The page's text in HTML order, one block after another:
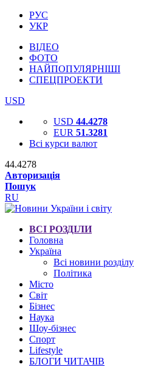
РУС
УКР
ВІДЕО
ФОТО
НАЙПОПУЛЯРНІШІ
СПЕЦПРОЕКТИ
USD
USD 44.4278
EUR 51.3281
Всі курси валют
44.4278
Авторизація
Пошук
RU
ВСІ РОЗДІЛИ
Головна
Україна
Всі новини розділу
Політика
Місто
Світ
Бізнес
Наука
Шоу-бізнес
Спорт
Lifestyle
БЛОГИ ЧИТАЧІВ